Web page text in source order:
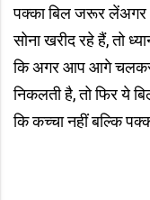
पक्का बिल जरूर लेंअगर
सोना खरीद रहे हैं, तो
कि अगर आप आगे चलकर
निकलती है, तो फिर ये
कि कच्चा नहीं बल्कि